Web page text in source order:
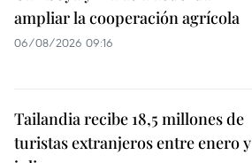
ampliar la cooperación agrícola
06/08/2026 09:16
Tailandia recibe 18,5 millones de
turistas extranjeros entre enero y